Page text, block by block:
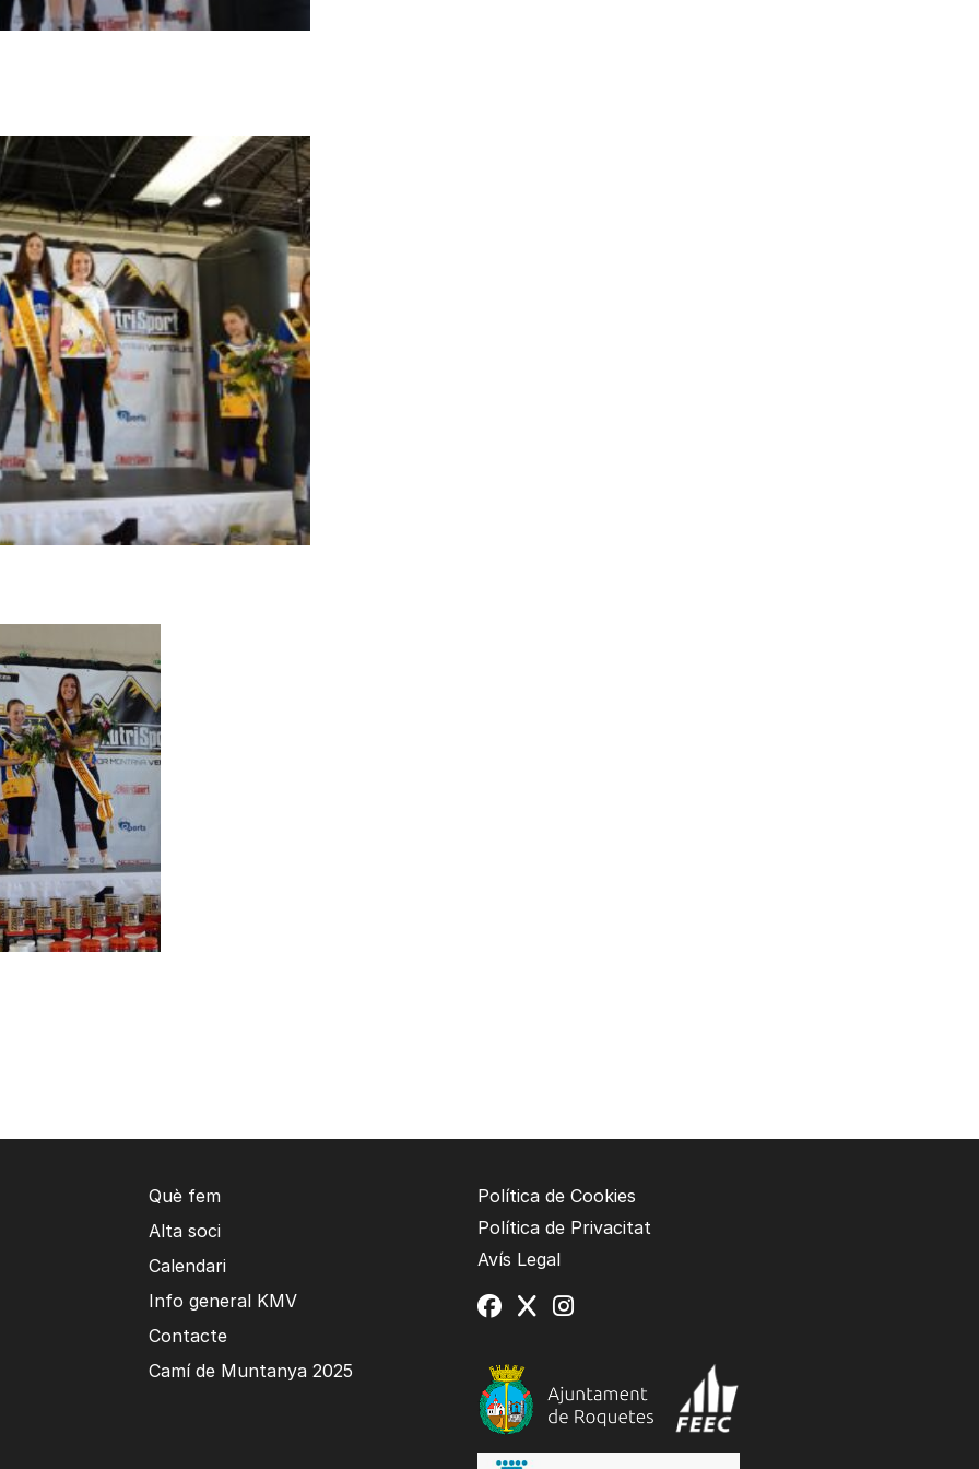
Què fem
Alta soci
Calendari
Info general KMV
Contacte
Camí de Muntanya 2025
Política de Cookies
Política de Privacitat
Avís Legal